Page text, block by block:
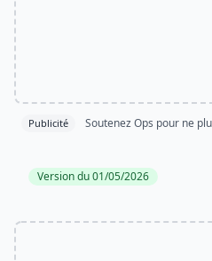
Publicité Soutenez Ops pour ne
Version du 01/05/2026